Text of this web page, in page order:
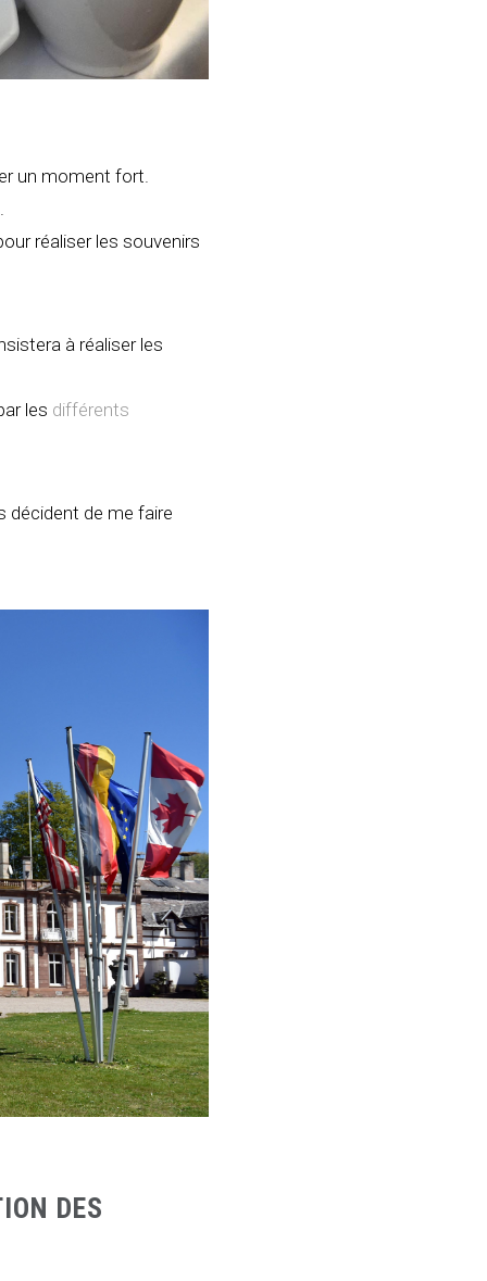
un moment fort.
réaliser les souvenirs
à réaliser les
les différents
décident de me faire
DES